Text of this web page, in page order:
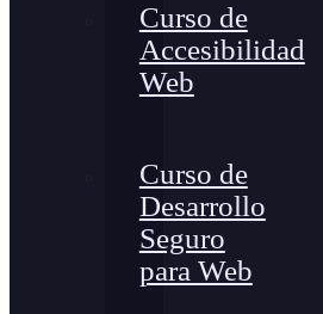
Curso de
Accesibilidad
Web
Curso de
Desarrollo
Seguro
para Web